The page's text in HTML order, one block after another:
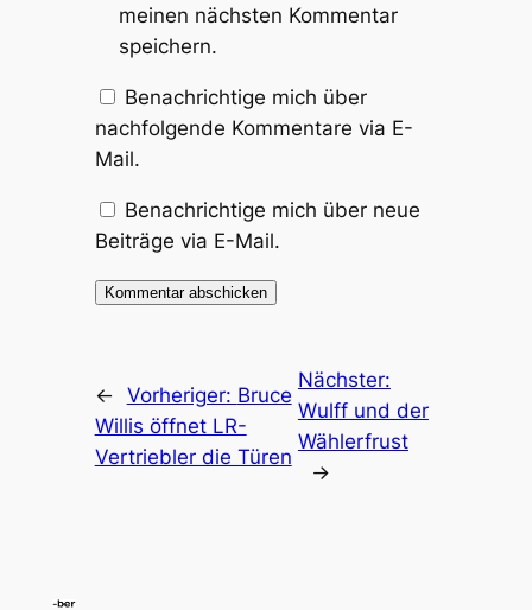
meinen nächsten Kommentar
speichern.
Benachrichtige mich über
nachfolgende Kommentare via E-
Mail.
Benachrichtige mich über neue
Beiträge via E-Mail.
← Vorheriger: Bruce
Willis öffnet LR-
Vertriebler die Türen
Nächster:
Wulff und der
Wählerfrust
→